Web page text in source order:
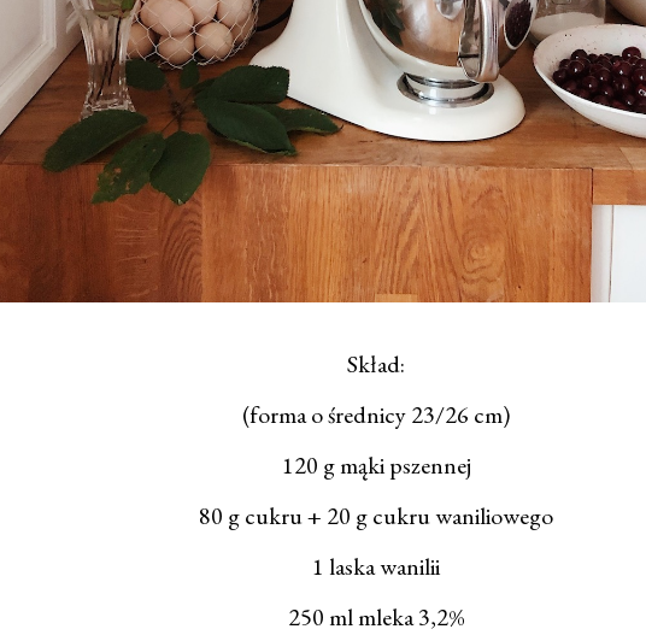
Skład:
(forma o średnicy 23/26 cm)
120 g mąki pszennej
80 g cukru + 20 g cukru waniliowego
1 laska wanilii
250 ml mleka 3,2%